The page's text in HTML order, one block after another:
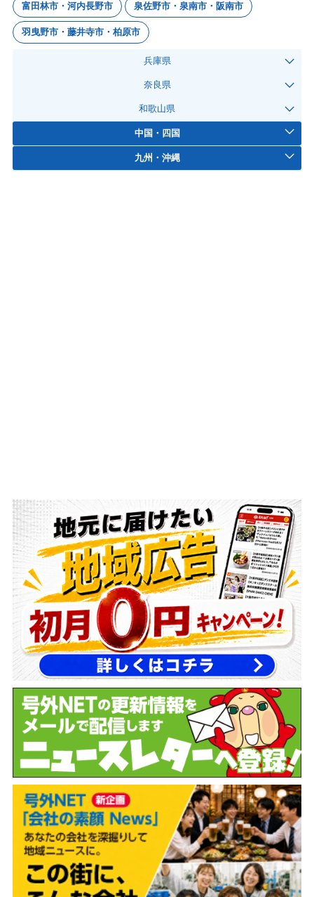
富田林市・河内長野市 泉佐野市・泉南市・阪南市
羽曳野市・藤井寺市・柏原市
兵庫県
奈良県
和歌山県
中国・四国
九州・沖縄